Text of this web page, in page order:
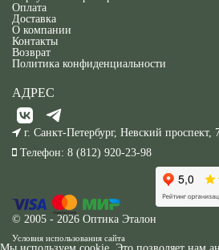
Оплата
Доставка
О компании
Контакты
Возврат
Политика конфиденциальности
АДРЕС
г. Санкт-Петербург, Невский проспект,
Телефон: 8 (812) 920-23-98
© 2005 - 2026 Оптика Эталон
Условия использования сайта